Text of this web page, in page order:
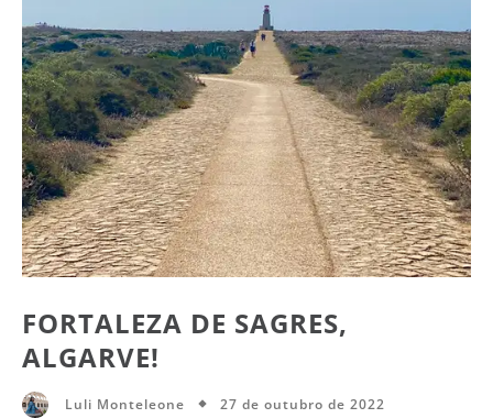
FORTALEZA DE SAGRES,
ALGARVE!
Luli Monteleone 27 de outubro de 2022